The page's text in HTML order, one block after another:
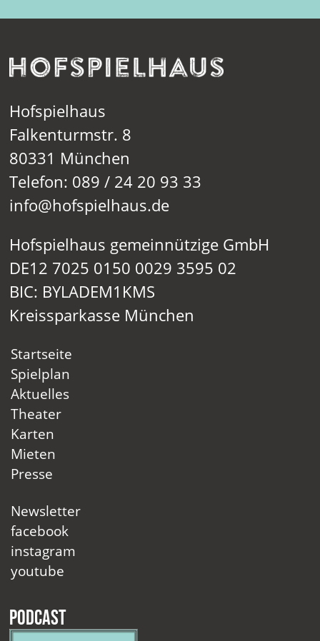
Hofspielhaus
Falkenturmstr. 8
80331 München
Telefon: 089 / 24 20 93 33
info@hofspielhaus.de
Hofspielhaus gemeinnützige GmbH
DE12 7025 0150 0029 3595 02
BIC: BYLADEM1KMS
Kreissparkasse München
Startseite
Spielplan
Aktuelles
Theater
Karten
Mieten
Presse
Newsletter
facebook
instagram
youtube
Podcast